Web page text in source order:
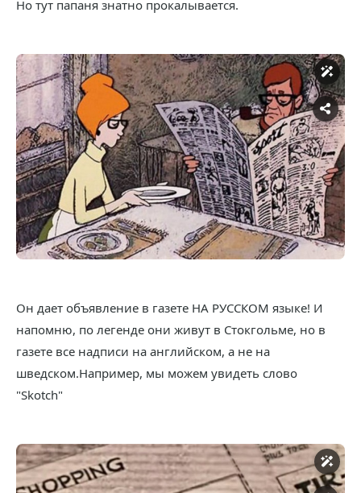
Но тут папаня знатно прокалывается.
Он дает объявление в газете НА РУССКОМ языке! И
напомню, по легенде они живут в Стокгольме, но в
газете все надписи на английском, а не на
шведском.Например, мы можем увидеть слово
"Skotch"